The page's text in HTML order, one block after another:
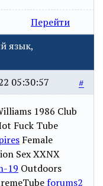
Перейти
язык,
#
05:30:57
1986 Club
Fuck Tube
Female
Sex XXNX
19 Outdoors
forums2